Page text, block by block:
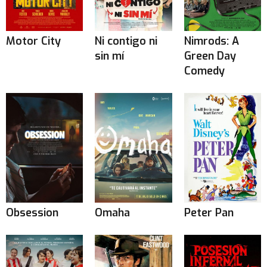
Motor City
Ni contigo ni
sin mí
Nimrods: A
Green Day
Comedy
Obsession Omaha Peter Pan